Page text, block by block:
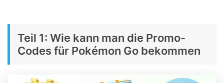
Teil 1: Wie kann man die Promo-
Codes für Pokémon Go bekommen